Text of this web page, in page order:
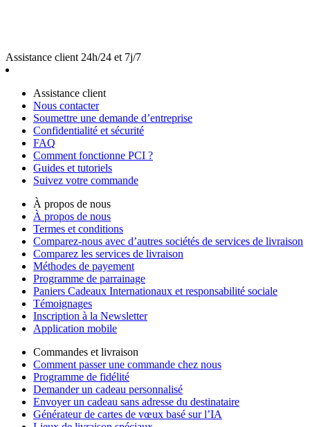
Assistance client 24h/24 et 7j/7
Assistance client
Nous contacter
Soumettre une demande d’entreprise
Confidentialité et sécurité
FAQ
Comment fonctionne PCI ?
Guides et tutoriels
Suivez votre commande
À propos de nous
À propos de nous
Termes et conditions
Comparez-nous avec d’autres sociétés de services de livraison
Comparez les services de livraison
Méthodes de payement
Programme de parrainage
Paniers Cadeaux Internationaux et responsabilité sociale
Témoignages
Inscription à la Newsletter
Application mobile
Commandes et livraison
Comment passer une commande chez nous
Programme de fidélité
Demander un cadeau personnalisé
Envoyer un cadeau sans adresse du destinataire
Générateur de cartes de vœux basé sur l’IA